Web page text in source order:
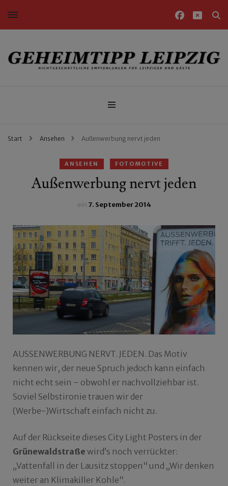
Nichtgeschäftliche Empfehlungen für Leipziger und Gäste
Start Ansehen Außenwerbung nervt jeden
ANSEHEN FOTOMOTIVE
Außenwerbung nervt jeden
ein 7. September 2014
AUSSENWERBUNG NERVT. JEDEN. Das Motiv
kennen wir, der neue Spruch jedoch kann einfach
nicht echt sein – obwohl er nachvollziehbar ist.
Soviel Selbstironie trauen wir der
(Werbe-)Wirtschaft einfach nicht zu.
Auf der Rückseite dieses City Light Posters in der
Grünewaldstraße wird’s noch verrückter:
„Vattenfall in der Lausitz stoppen“ und „Wir denken
weiter an Klimakiller Kohle“.